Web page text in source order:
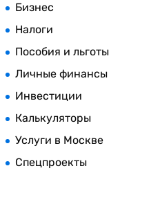
Бизнес
Налоги
Пособия и льготы
Личные финансы
Инвестиции
Калькуляторы
Услуги в Москве
Спецпроекты